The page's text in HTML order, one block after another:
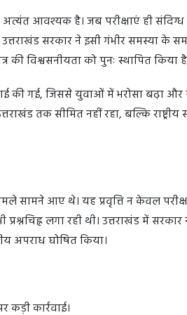
अत्यंत आवश्यक है। जब परीक्षाएं ही संदिग्ध
सरकार ने इसी गंभीर समस्या के
विश्वसनीयता को पुनः स्थापित किया
की गई, जिससे युवाओं में भरोसा बढ़ा और
तक सीमित नहीं रहा, बल्कि राष्ट्रीय
सामने आए थे। यह प्रवृत्ति न केवल
लगा रही थी। उत्तराखंड में सरकार
अपराध घोषित किया।
कार्रवाई।